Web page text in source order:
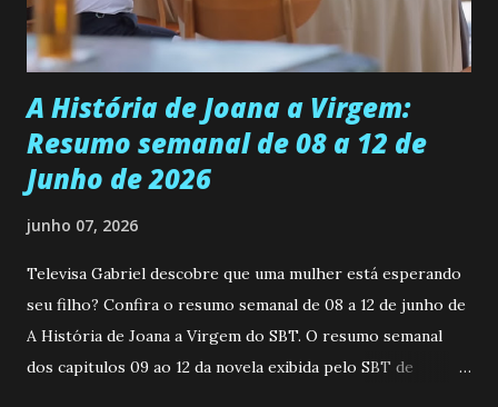
teimosa e muito persistente quando decide fazer algo.
Durante um exame ginecológico, ela é inseminada por eng...
A História de Joana a Virgem:
Resumo semanal de 08 a 12 de
Junho de 2026
junho 07, 2026
Televisa Gabriel descobre que uma mulher está esperando
seu filho? Confira o resumo semanal de 08 a 12 de junho de
A História de Joana a Virgem do SBT. O resumo semanal
dos capitulos 09 ao 12 da novela exibida pelo SBT de